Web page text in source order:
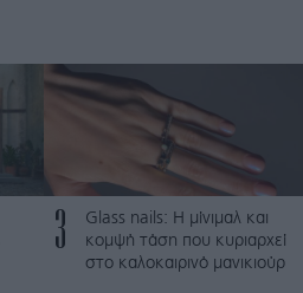
3
Glass nails: Η μίνιμαλ και
κομψή τάση που κυριαρχεί
στο καλοκαιρινό μανικιούρ